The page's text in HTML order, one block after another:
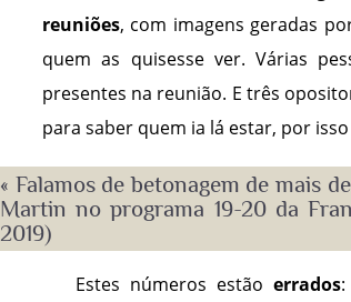
reuniões, com imagens geradas
quem as quisesse ver. Várias
presentes na reunião. E três
para saber quem ia lá estar, por
« Falamos de betonagem de mais
Martin no programa 19-20 da
2019)
Estes números estão errados: